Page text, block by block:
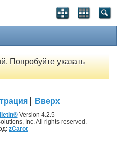
Попробуйте указать
Вверх
Version 4.2.5
Inc. All rights reserved.
zCarot